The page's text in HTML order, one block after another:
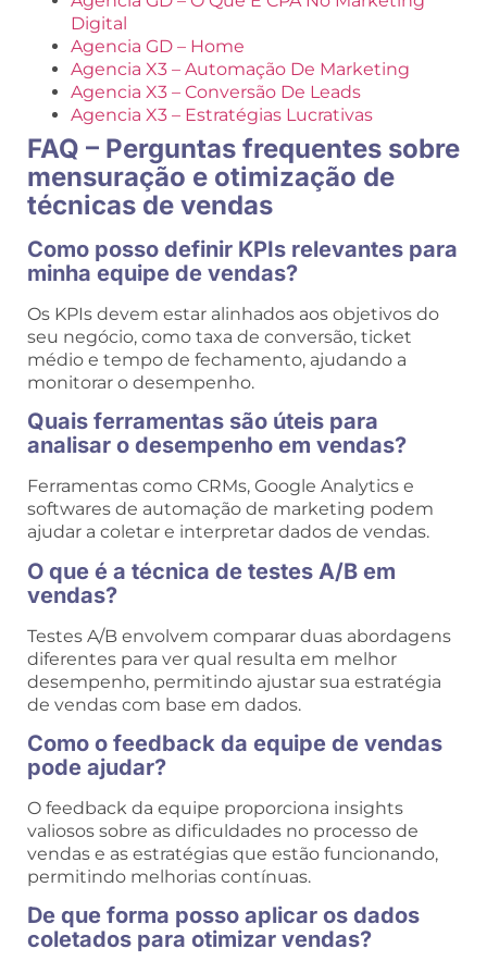
Digital
Agencia GD – Home
Agencia X3 – Automação De Marketing
Agencia X3 – Conversão De Leads
Agencia X3 – Estratégias Lucrativas
FAQ – Perguntas frequentes sobre
mensuração e otimização de
técnicas de vendas
Como posso definir KPIs relevantes para
minha equipe de vendas?
Os KPIs devem estar alinhados aos objetivos do
seu negócio, como taxa de conversão, ticket
médio e tempo de fechamento, ajudando a
monitorar o desempenho.
Quais ferramentas são úteis para
analisar o desempenho em vendas?
Ferramentas como CRMs, Google Analytics e
softwares de automação de marketing podem
ajudar a coletar e interpretar dados de vendas.
O que é a técnica de testes A/B em
vendas?
Testes A/B envolvem comparar duas abordagens
diferentes para ver qual resulta em melhor
desempenho, permitindo ajustar sua estratégia
de vendas com base em dados.
Como o feedback da equipe de vendas
pode ajudar?
O feedback da equipe proporciona insights
valiosos sobre as dificuldades no processo de
vendas e as estratégias que estão funcionando,
permitindo melhorias contínuas.
De que forma posso aplicar os dados
coletados para otimizar vendas?